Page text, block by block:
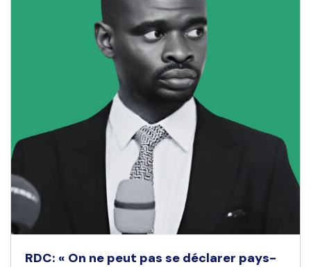
RDC: « On ne peut pas se déclarer pays-